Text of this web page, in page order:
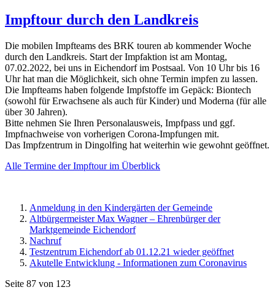
Impftour durch den Landkreis
Die mobilen Impfteams des BRK touren ab kommender Woche
durch den Landkreis. Start der Impfaktion ist am Montag,
07.02.2022, bei uns in Eichendorf im Postsaal. Von 10 Uhr bis 16
Uhr hat man die Möglichkeit, sich ohne Termin impfen zu lassen.
Die Impfteams haben folgende Impfstoffe im Gepäck: Biontech
(sowohl für Erwachsene als auch für Kinder) und Moderna (für alle
über 30 Jahren).
Bitte nehmen Sie Ihren Personalausweis, Impfpass und ggf.
Impfnachweise von vorherigen Corona-Impfungen mit.
Das Impfzentrum in Dingolfing hat weiterhin wie gewohnt geöffnet.
Alle Termine der Impftour im Überblick
Anmeldung in den Kindergärten der Gemeinde
Altbürgermeister Max Wagner – Ehrenbürger der
Marktgemeinde Eichendorf
Nachruf
Testzentrum Eichendorf ab 01.12.21 wieder geöffnet
Akutelle Entwicklung - Informationen zum Coronavirus
Seite 87 von 123